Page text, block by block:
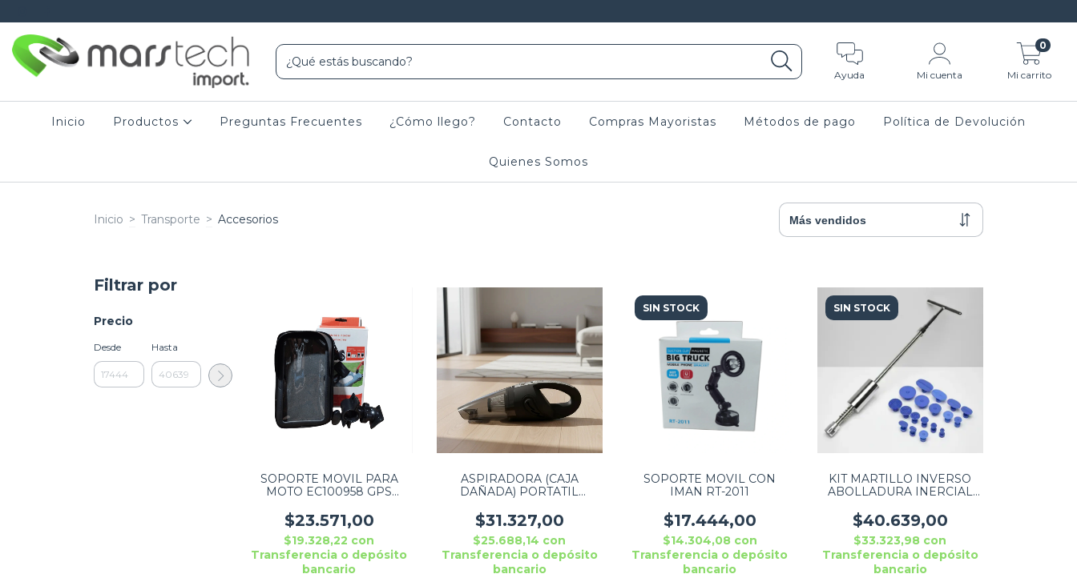
Ayuda Mi cuenta Mi carrito
0
Inicio Productos Preguntas Frecuentes ¿Cómo llego? Contacto Compras Mayoristas Métodos de pago Política de Devolución
Quienes Somos
Inicio > Transporte > Accesorios
Filtrar por
Precio
Desde Hasta
SOPORTE MOVIL PARA
MOTO EC100958 GPS
$23.571,00
$19.328,22 con
Transferencia o depósito
bancario
ASPIRADORA (CAJA
DAÑADA) PORTATIL
$31.327,00
$25.688,14 con
Transferencia o depósito
bancario
SIN STOCK
SOPORTE MOVIL CON
IMAN RT-2011
$17.444,00
$14.304,08 con
Transferencia o depósito
bancario
SIN STOCK
KIT MARTILLO INVERSO
ABOLLADURA INERCIAL
$40.639,00
$33.323,98 con
Transferencia o depósito
bancario